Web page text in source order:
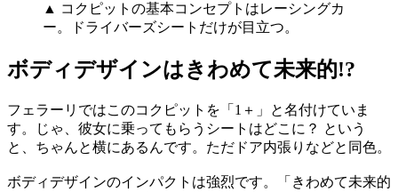
▲ コクピットの基本コンセプトはレーシングカ
ー。ドライバーズシートだけが目立つ。
ボディデザインはきわめて未来的!?
フェラーリではこのコクピットを「1＋」と名付けていま
す。じゃ、彼女に乗ってもらうシートはどこに？ という
と、ちゃんと横にあるんです。ただドア内張りなどと同色。
ボディデザインのインパクトは強烈です。「きわめて未来的